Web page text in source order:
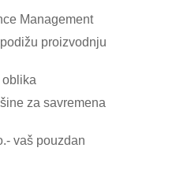
Management
proizvodnju
za savremena
vaš pouzdan